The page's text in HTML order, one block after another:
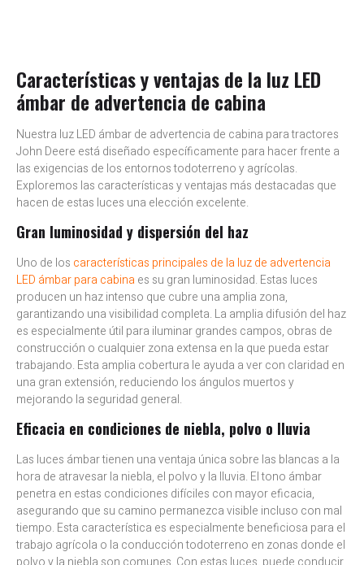
Características y ventajas de la luz LED
ámbar de advertencia de cabina
Nuestra luz LED ámbar de advertencia de cabina para tractores
John Deere está diseñado específicamente para hacer frente a
las exigencias de los entornos todoterreno y agrícolas.
Exploremos las características y ventajas más destacadas que
hacen de estas luces una elección excelente.
Gran luminosidad y dispersión del haz
Uno de los características principales de la luz de advertencia
LED ámbar para cabina es su gran luminosidad. Estas luces
producen un haz intenso que cubre una amplia zona,
garantizando una visibilidad completa. La amplia difusión del haz
es especialmente útil para iluminar grandes campos, obras de
construcción o cualquier zona extensa en la que pueda estar
trabajando. Esta amplia cobertura le ayuda a ver con claridad en
una gran extensión, reduciendo los ángulos muertos y
mejorando la seguridad general.
Eficacia en condiciones de niebla, polvo o lluvia
Las luces ámbar tienen una ventaja única sobre las blancas a la
hora de atravesar la niebla, el polvo y la lluvia. El tono ámbar
penetra en estas condiciones difíciles con mayor eficacia,
asegurando que su camino permanezca visible incluso con mal
tiempo. Esta característica es especialmente beneficiosa para el
trabajo agrícola o la conducción todoterreno en zonas donde el